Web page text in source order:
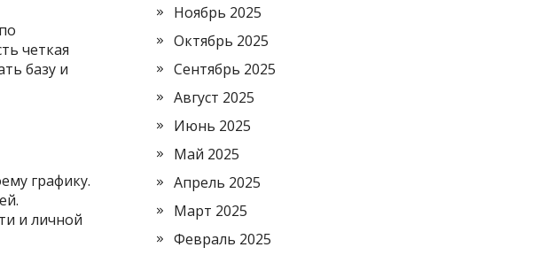
четкая
базу и
графику.
и личной
Ноябрь 2025
Октябрь 2025
Сентябрь 2025
Август 2025
Июнь 2025
Май 2025
Апрель 2025
Март 2025
Февраль 2025